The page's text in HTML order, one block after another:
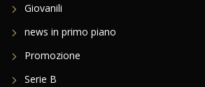
Giovanili
news in primo piano
Promozione
Serie B